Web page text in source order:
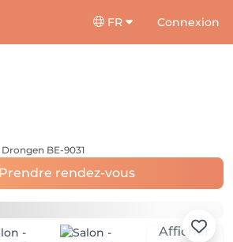
FR Connexion
Drongen BE-9031
Prendre rendez-vous
Afficher